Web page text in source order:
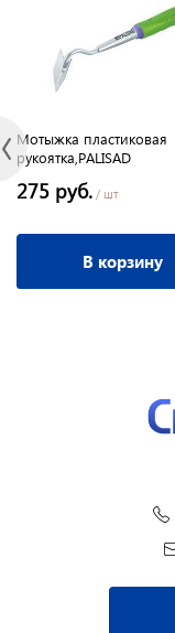
Мотыжка пластиковая
рукоятка,PALISAD
275 руб. / шт
В корзину